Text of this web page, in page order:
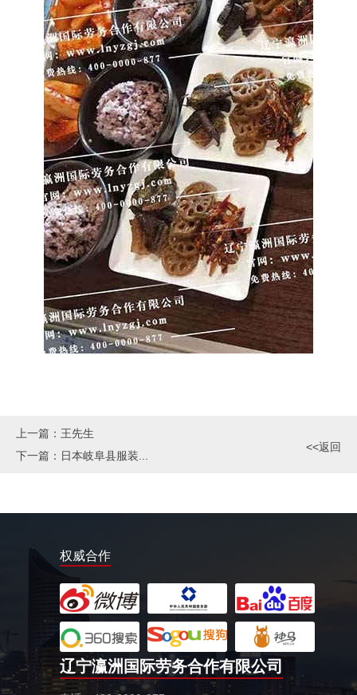
上一篇： 王先生
下一篇： 日本岐阜县服装...
<<返回
权威合作
辽宁瀛洲国际劳务合作有限公司